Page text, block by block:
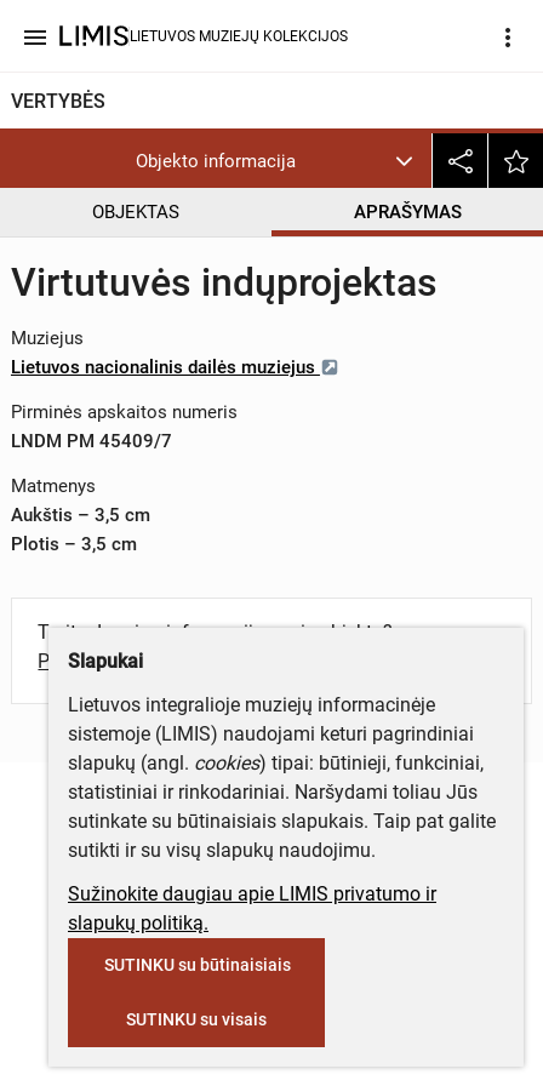
menu LIETUVOS MUZIEJŲ KOLEKCIJOS more_vert
VERTYBĖS
Objekto informacija
OBJEKTAS APRAŠYMAS
Virtutuvės indųprojektas
Muziejus
Lietuvos nacionalinis dailės muziejus
Pirminės apskaitos numeris
LNDM PM 45409/7
Matmenys
Aukštis – 3,5 cm
Plotis – 3,5 cm
Turite daugiau informacijos apie objektą?
Parašykite mums!
Slapukai
Lietuvos integralioje muziejų informacinėje
sistemoje (LIMIS) naudojami keturi pagrindiniai
slapukų (angl. cookies) tipai: būtinieji, funkciniai,
statistiniai ir rinkodariniai. Naršydami toliau Jūs
sutinkate su būtinaisiais slapukais. Taip pat galite
sutikti ir su visų slapukų naudojimu.
Sužinokite daugiau apie LIMIS privatumo ir
slapukų politiką.
SUTINKU su būtinaisiais
SUTINKU su visais